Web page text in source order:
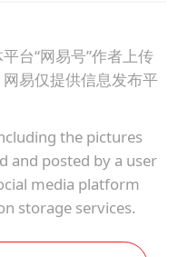
台“网易号”作者上传
易仅提供信息发布平
the pictures
and posted by a user
media platform
storage services.